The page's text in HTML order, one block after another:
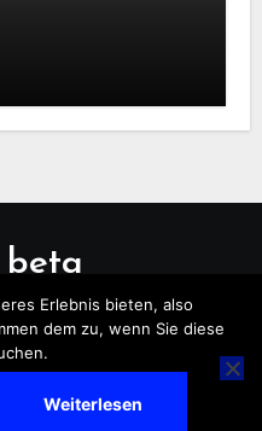
beta
Erlebnis bieten, also
dem zu, wenn Sie diese
Weiterlesen